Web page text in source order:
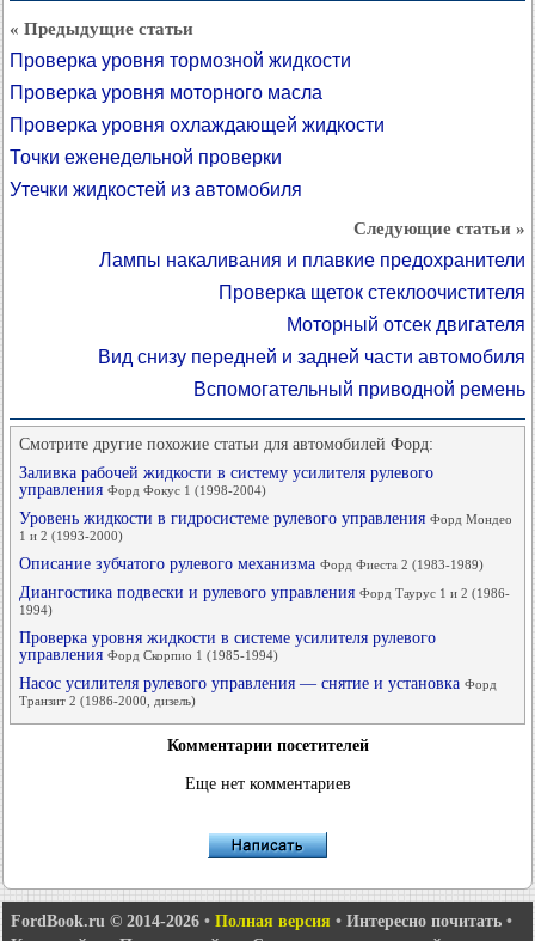
« Предыдущие статьи
Проверка уровня тормозной жидкости
Проверка уровня моторного масла
Проверка уровня охлаждающей жидкости
Точки еженедельной проверки
Утечки жидкостей из автомобиля
Следующие статьи »
Лампы накаливания и плавкие предохранители
Проверка щеток стеклоочистителя
Моторный отсек двигателя
Вид снизу передней и задней части автомобиля
Вспомогательный приводной ремень
Смотрите другие похожие статьи для автомобилей Форд:
Заливка рабочей жидкости в систему усилителя рулевого
управления Форд Фокус 1 (1998-2004)
Уровень жидкости в гидросистеме рулевого управления Форд Мондео
1 и 2 (1993-2000)
Описание зубчатого рулевого механизма Форд Фиеста 2 (1983-1989)
Диангостика подвески и рулевого управления Форд Таурус 1 и 2 (1986-
1994)
Проверка уровня жидкости в системе усилителя рулевого
управления Форд Скорпио 1 (1985-1994)
Насос усилителя рулевого управления — снятие и установка Форд
Транзит 2 (1986-2000, дизель)
Комментарии посетителей
Еще нет комментариев
FordBook.ru © 2014-2026 • Полная версия • Интересно почитать •